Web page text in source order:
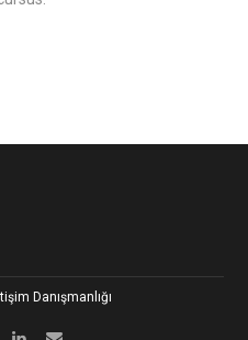
Danışmanlığı